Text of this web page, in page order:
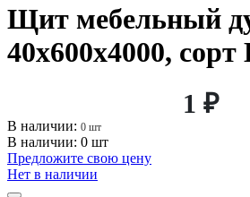
Щит мебельный
40х600х4000,
1 ₽
В наличии: 0 шт
В наличии: 0 шт
Предложите свою цену
Нет в наличии